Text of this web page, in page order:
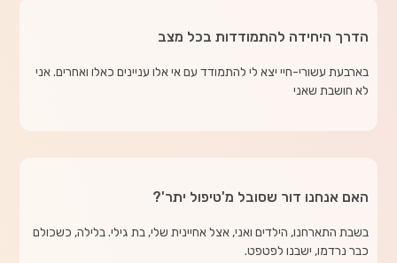
הדרך היחידה להתמודדות בכל מצב
בארבעת עשורי-חיי יצא לי להתמודד עם אי אלו עניינים כאלו ואחרים. אני
לא חושבת שאני
האם אנחנו דור שסובל מ'טיפול יתר'?
בשבת התארחנו, הילדים ואני, אצל אחיינית שלי, בת גילי. בלילה, כשכולם
כבר נרדמו, ישבנו לפטפט.